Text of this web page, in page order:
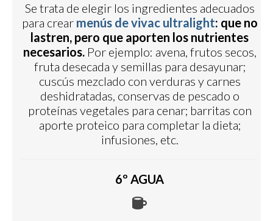
Se trata de elegir los ingredientes adecuados
para crear menús de vivac ultralight: que no
lastren, pero que aporten los nutrientes
necesarios.Por ejemplo: avena, frutos secos,
fruta desecada y semillas para desayunar;
cuscús mezclado con verduras y carnes
deshidratadas, conservas de pescado o
proteínas vegetales para cenar; barritas con
aporte proteico para completar la dieta;
infusiones, etc.
6º AGUA